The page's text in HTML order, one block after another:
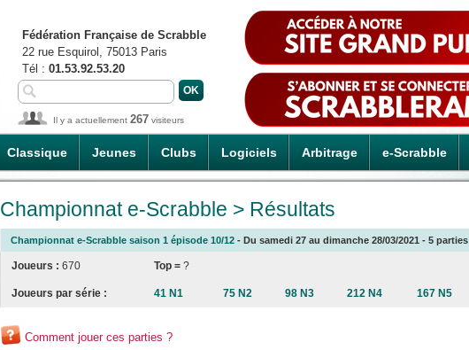
Classique Jeunes Clubs Logiciels Arbitrage e-Scrabble
Fédération Française de Scrabble
22 rue Esquirol, 75013 Paris
Tél : 01.53.92.53.20
Il y a actuellement 267 visiteurs
Championnat e-Scrabble > Résultats
Championnat e-Scrabble saison 1 épisode 10/12 - Du samedi 27 au dimanche 28/03/2021 - 5 parties
Joueurs : 670 Top = ?
Joueurs par série : 41 N1 75 N2 98 N3 212 N4 167 N5
Comment jouer ces parties ?